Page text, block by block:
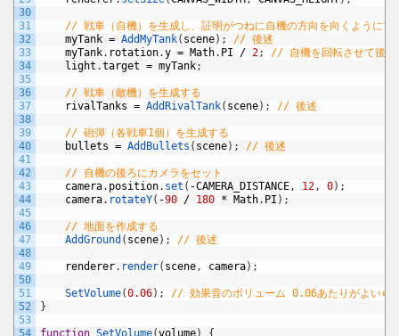
30
31
32
33
34
35
36
37
38
39
40
41
42
43
44
45
46
47
48
49
50
51
52
53
54
// 戦車（自機）を生成し、証明がつねに自機の方向を向くようにす
myTank = AddMyTank( scene) ;
// 後述
myTank. rotation.y = Math. PI / 2;
// 自機を回転させて後ろ
light .target = myTank;
// 戦車（敵機）を生成する
rivalTanks = AddRivalTank( scene) ; // 後述
// 砲弾（各戦車1個）を生成する
bullets = AddBullets ( scene) ; // 後述
// 自機の後ろにカメラをセット
camera. position. set ( -CAMERA_DISTANCE, 12, 0) ;
camera. rotateY( -90 / 180 * Math. PI ) ;
// 地面を作成する
AddGround ( scene) ; // 後述
renderer. render( scene, camera) ;
SetVolume(0.06) ;
// 効果音のボリューム 0.06あたりがよいら
}
function SetVolume(volume)
{